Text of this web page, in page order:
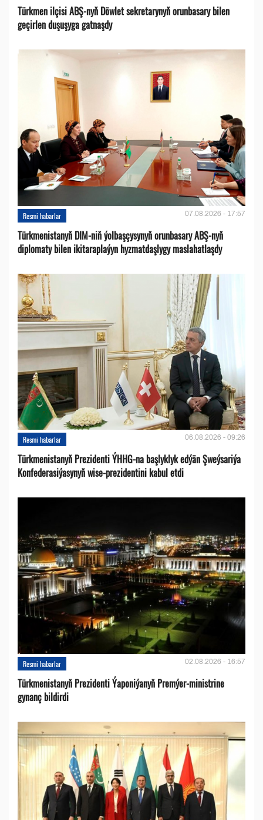
Türkmen ilçisi ABŞ-nyň Döwlet sekretarynyň orunbasary bilen
geçirlen duşuşyga gatnaşdy
Resmi habarlar 07.08.2026 - 17:57
Türkmenistanyň DIM-niň ýolbaşçysynyň orunbasary ABŞ-nyň
diplomaty bilen ikitaraplaýyn hyzmatdaşlygy maslahatlaşdy
Resmi habarlar 06.08.2026 - 09:26
Türkmenistanyň Prezidenti ÝHHG-na başlyklyk edýän Şweýsariýa
Konfederasiýasynyň wise-prezidentini kabul etdi
Resmi habarlar 02.08.2026 - 16:57
Türkmenistanyň Prezidenti Ýaponiýanyň Premýer-ministrine
gynanç bildirdi